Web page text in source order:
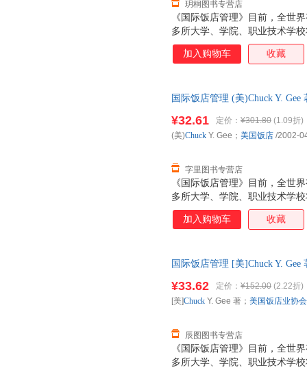
《国际饭店管理》目前，全世
多所大学、学院、职业技术学
国家有20多个授权机构为饭店
书在饭店业内享有高的专业等
务，提高饭店经营和管理的专
玥桐图书专营店
加入购物车 收藏
国际饭店管理 (美)Chuck Y.
《国际饭店管理》目前，全世
多所大学、学院、职业技术学
国家有20多个授权机构为饭店
书在饭店业内享有高的专业等
务，提高饭店经营和管理的专
¥32.61 定价： ¥301.80 (1.09折)
字里图书专营店
(美)Chuck Y. Gee； 美国饭店 /2002-
加入购物车 收藏
国际饭店管理 [美]Chuck Y.
《国际饭店管理》目前，全世
多所大学、学院、职业技术学
¥33.62 定价： ¥152.00 (2.22折)
辰图图书专营店
[美]Chuck Y. Gee 著； 美国饭店业协会